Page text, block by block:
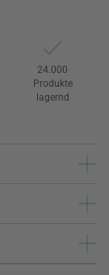
24.000
Produkte
lagernd